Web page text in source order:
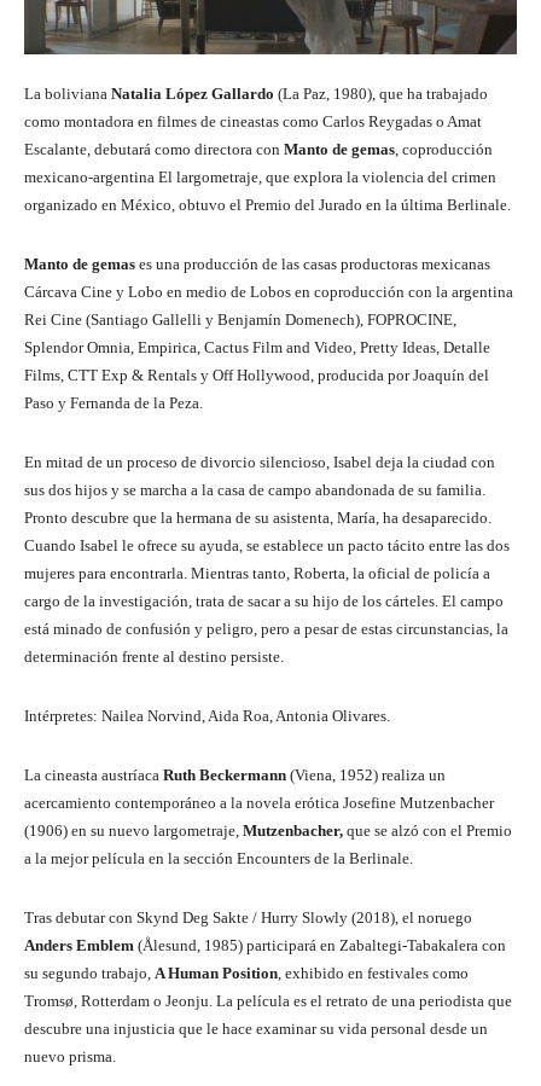
La boliviana Natalia López Gallardo (La Paz, 1980), que ha trabajado
como montadora en filmes de cineastas como Carlos Reygadas o Amat
Escalante, debutará como directora con Manto de gemas, coproducción
mexicano-argentina El largometraje, que explora la violencia del crimen
organizado en México, obtuvo el Premio del Jurado en la última Berlinale.
Manto de gemas es una producción de las casas productoras mexicanas
Cárcava Cine y Lobo en medio de Lobos en coproducción con la argentina
Rei Cine (Santiago Gallelli y Benjamín Domenech), FOPROCINE,
Splendor Omnia, Empirica, Cactus Film and Video, Pretty Ideas, Detalle
Films, CTT Exp & Rentals y Off Hollywood, producida por Joaquín del
Paso y Fernanda de la Peza.
En mitad de un proceso de divorcio silencioso, Isabel deja la ciudad con
sus dos hijos y se marcha a la casa de campo abandonada de su familia.
Pronto descubre que la hermana de su asistenta, María, ha desaparecido.
Cuando Isabel le ofrece su ayuda, se establece un pacto tácito entre las dos
mujeres para encontrarla. Mientras tanto, Roberta, la oficial de policía a
cargo de la investigación, trata de sacar a su hijo de los cárteles. El campo
está minado de confusión y peligro, pero a pesar de estas circunstancias, la
determinación frente al destino persiste.
Intérpretes: Nailea Norvind, Aida Roa, Antonia Olivares.
La cineasta austríaca Ruth Beckermann (Viena, 1952) realiza un
acercamiento contemporáneo a la novela erótica Josefine Mutzenbacher
(1906) en su nuevo largometraje, Mutzenbacher, que se alzó con el Premio
a la mejor película en la sección Encounters de la Berlinale.
Tras debutar con Skynd Deg Sakte / Hurry Slowly (2018), el noruego
Anders Emblem (Ålesund, 1985) participará en Zabaltegi-Tabakalera con
su segundo trabajo, A Human Position, exhibido en festivales como
Tromsø, Rotterdam o Jeonju. La película es el retrato de una periodista que
descubre una injusticia que le hace examinar su vida personal desde un
nuevo prisma.